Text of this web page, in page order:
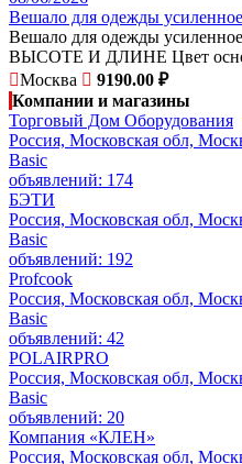
Вешало для одежды
Вешало для одежды
ВЫСОТЕ И ДЛИНЕ Цвет
Москва
9190.00 ₽
Компании и магазины
Торговый Дом Оборудования
Россия, Московская обл,
Basic
объявлений: 174
БЭТИ
Россия, Московская обл,
Basic
объявлений: 192
Profcook
Россия, Московская обл,
Basic
объявлений: 42
POLAIRPRO
Россия, Московская обл,
Basic
объявлений: 20
Компания «КЛЕН»
Россия, Московская обл,